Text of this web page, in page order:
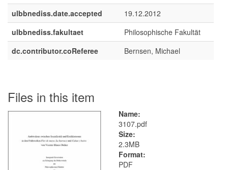
ulbbnediss.date.accepted
19.12.2012
ulbbnediss.fakultaet
Philosophische Fakultät
dc.contributor.coReferee
Bernsen, Michael
Files in this item
Name:
3107.pdf
Size:
2.3MB
Format:
PDF